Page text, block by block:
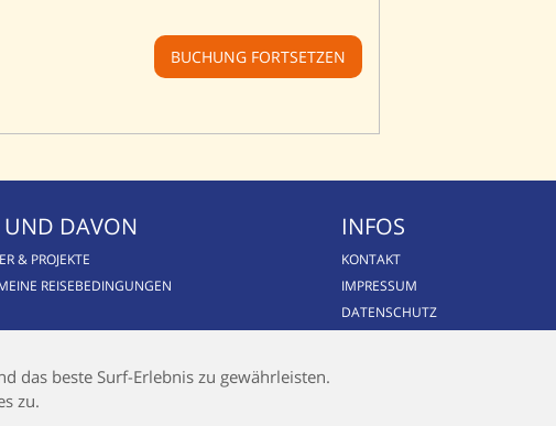
das beste Surf-Erlebnis zu gewährleisten.
zu.
BUCHUNG FORTSETZEN
UND DAVON
& PROJEKTE
REISEBEDINGUNGEN
BLACKLIST
INFOS
KONTAKT
IMPRESSUM
DATENSCHUTZ